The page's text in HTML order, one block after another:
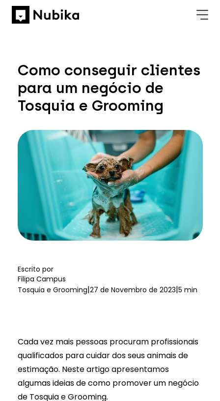
Como conseguir clientes
para um negócio de
Tosquia e Grooming
Escrito por
Filipa Campus
Tosquia e Grooming|27 de Novembro de 2023|5 min
Cada vez mais pessoas procuram profissionais
qualificados para cuidar dos seus animais de
estimação. Neste artigo apresentamos
algumas ideias de como promover um negócio
de Tosquia e Grooming.